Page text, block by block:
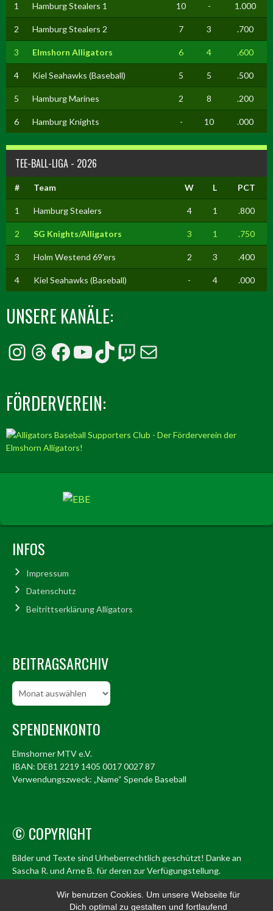
Wir benutzen Cookies. Um unsere Webseite für
Dich optimal zu gestalten und fortlaufend
1 Hamburg Stealers 1 10 - 1.000
2 Hamburg Stealers 2 7 3 .700
3 Elmshorn Alligators 6 4 .600
4 Kiel Seahawks (Baseball) 5 5 .500
5 Hamburg Marines 2 8 .200
6 Hamburg Knights - 10 .000
TEE-BALL-LIGA - 2026
# Team W L PCT
1 Hamburg Stealers 4 1 .800
2 SG Knights/Alligators 3 1 .750
3 Holm Westend 69'ers 2 3 .400
4 Kiel Seahawks (Baseball) - 4 .000
UNSERE KANÄLE:
Instagram
Threads
Facebook
YouTube
TikTok
Twitch
E-Mail
FÖRDERVEREIN:
INFOS
Impressum
Datenschutz
Beitrittserklärung Alligators
BEITRAGSARCHIV
Beitragsarchiv
SPENDENKONTO
Elmshorner MTV e.V.
IBAN: DE81 2219 1405 0017 0027 87
Verwendungszweck: „Name“ Spende Baseball
© COPYRIGHT
Bilder und Texte sind Urheberrechtlich geschützt! Danke an
Sascha R. und Arne B. für deren zur Verfügungstellung.
© Elmshorn Alligators 1998 – 2026